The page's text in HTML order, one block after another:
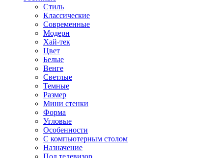
Стиль
Классические
Современные
Модерн
Хай-тек
Цвет
Белые
Венге
Светлые
Темные
Размер
Мини стенки
Форма
Угловые
Особенности
С компьютерным столом
Назначение
Под телевизор